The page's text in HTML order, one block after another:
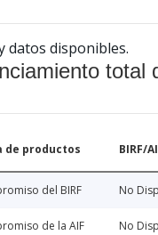
datos disponibles.
total
de productos BIRF/
del BIRF No
de la AIF No